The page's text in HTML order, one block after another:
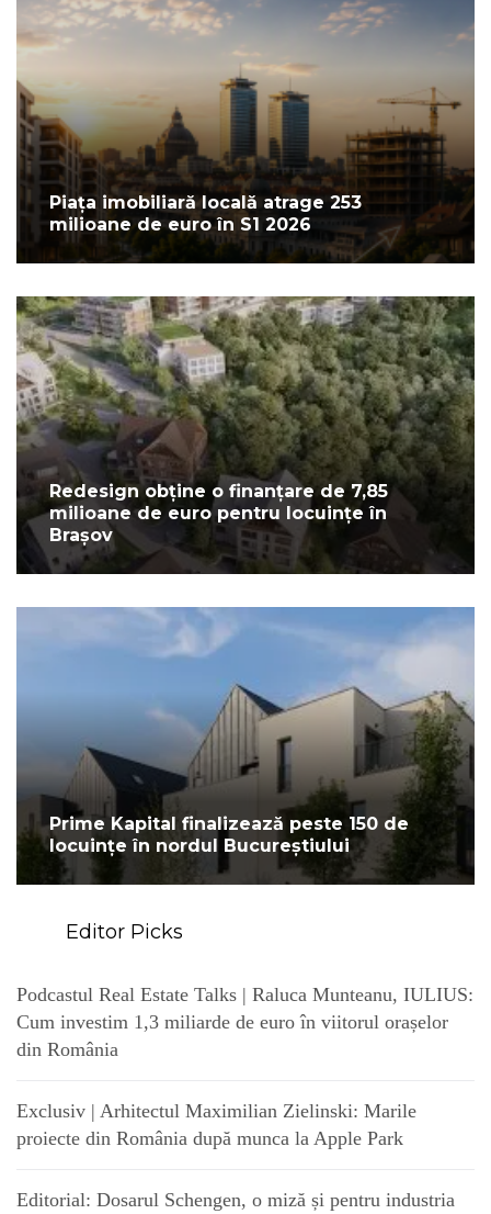
Piața imobiliară locală atrage 253
milioane de euro în S1 2026
Redesign obține o finanțare de 7,85
milioane de euro pentru locuințe în
Brașov
Prime Kapital finalizează peste 150 de
locuințe în nordul Bucureștiului
Editor Picks
Podcastul Real Estate Talks | Raluca Munteanu, IULIUS:
Cum investim 1,3 miliarde de euro în viitorul orașelor
din România
Exclusiv | Arhitectul Maximilian Zielinski: Marile
proiecte din România după munca la Apple Park
Editorial: Dosarul Schengen, o miză și pentru industria